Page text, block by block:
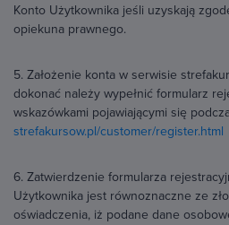
Konto Użytkownika jeśli uzyskają
opiekuna prawnego.
5. Założenie konta w serwisie
dokonać należy wypełnić formularz
wskazówkami pojawiającymi się
strefakursow.pl/customer/register.html
6. Zatwierdzenie formularza
Użytkownika jest równoznaczne ze
oświadczenia, iż podane dane